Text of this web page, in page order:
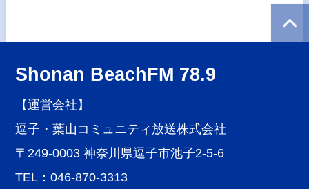
Shonan BeachFM 78.9
【運営会社】
逗子・葉山コミュニティ放送株式会社
〒249-0003 神奈川県逗子市池子2-5-6
TEL：046-870-3313